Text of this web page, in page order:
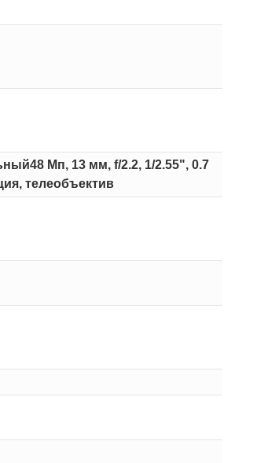
Мп, 13 мм, f/2.2, 1/2.55", 0.7
телеобъектив